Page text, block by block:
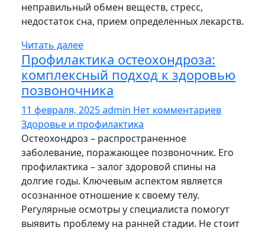
неправильный обмен веществ, стресс,
недостаток сна, прием определенных лекарств.
Читать далее
Профилактика остеохондроза:
комплексный подход к здоровью
позвоночника
11 февраля, 2025admin Нет комментариев
Здоровье и профилактика
Остеохондроз – распространенное
заболевание, поражающее позвоночник. Его
профилактика – залог здоровой спины на
долгие годы. Ключевым аспектом является
осознанное отношение к своему телу.
Регулярные осмотры у специалиста помогут
выявить проблему на ранней стадии. Не стоит